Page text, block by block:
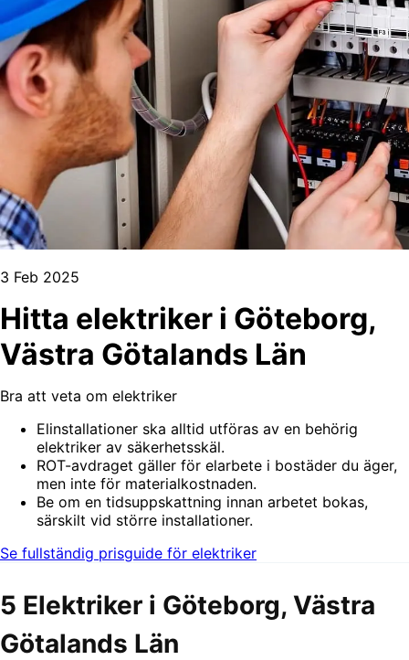
3 Feb 2025
Hitta elektriker i Göteborg,
Västra Götalands Län
Bra att veta om elektriker
Elinstallationer ska alltid utföras av en behörig
elektriker av säkerhetsskäl.
ROT-avdraget gäller för elarbete i bostäder du äger,
men inte för materialkostnaden.
Be om en tidsuppskattning innan arbetet bokas,
särskilt vid större installationer.
Se fullständig prisguide för elektriker
5 Elektriker i Göteborg, Västra
Götalands Län